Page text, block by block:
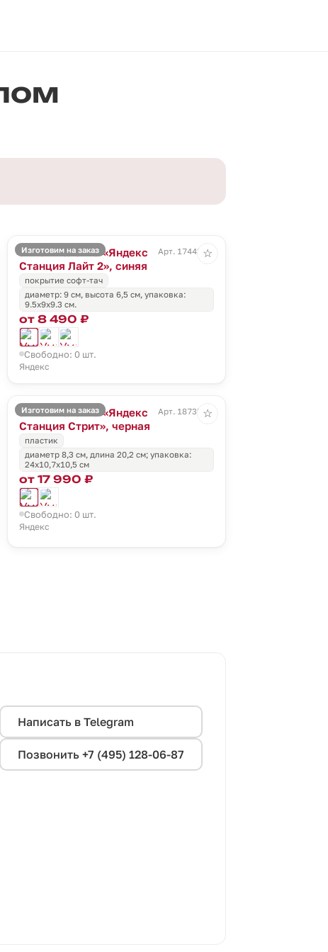
Изготовим на заказ
Умная колонка «Яндекс
Станция Лайт 2», синяя
Арт. 17443.44
покрытие софт-тач
диаметр: 9 см, высота 6,5 см, упаковка:
9.5x9x9.3 см.
от 8 490 ₽
Свободно: 0 шт.
Яндекс
☆
Изготовим на заказ
Умная колонка «Яндекс
Станция Стрит», черная
Арт. 18735.30
пластик
диаметр 8,3 см, длина 20,2 см; упаковка:
24x10,7x10,5 см
от 17 990 ₽
Свободно: 0 шт.
Яндекс
☆
Написать в Telegram
Позвонить +7 (495) 128-06-87